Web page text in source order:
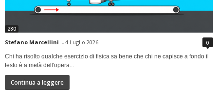
280
Stefano Marcellini - 4 Luglio 2026 0
Chi ha risolto qualche esercizio di fisica sa bene che chi ne capisce a fondo il
testo è a metà dell'opera...
Continua a leggere